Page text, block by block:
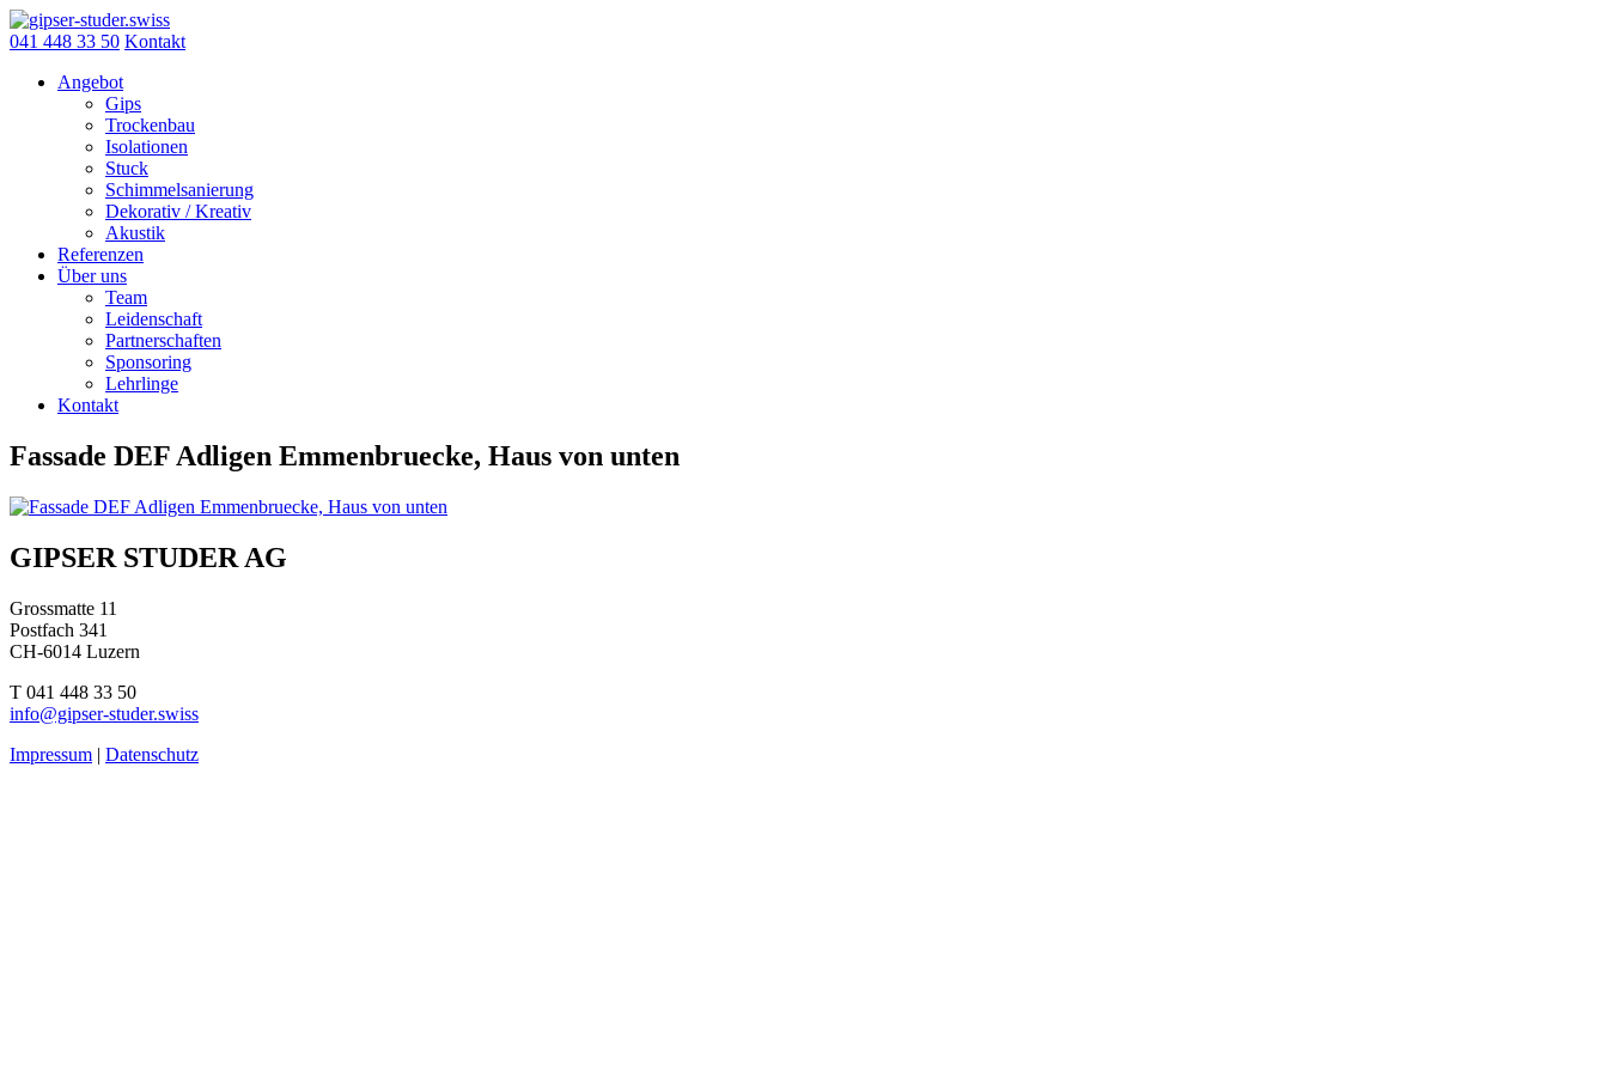
Skip
to
041 448 33 50 Kontakt
Angebot
Gips
Trockenbau
Isolationen
Stuck
Schimmelsanierung
Dekorativ / Kreativ
Akustik
Referenzen
Über uns
Team
Leidenschaft
Partnerschaften
Sponsoring
Lehrlinge
Kontakt
Fassade DEF Adligen Emmenbruecke, Haus von unten
Beitragsnavigation
GIPSER STUDER AG
Grossmatte 11
Postfach 341
CH-6014 Luzern
T 041 448 33 50
info@gipser-studer.swiss
Impressum | Datenschutz